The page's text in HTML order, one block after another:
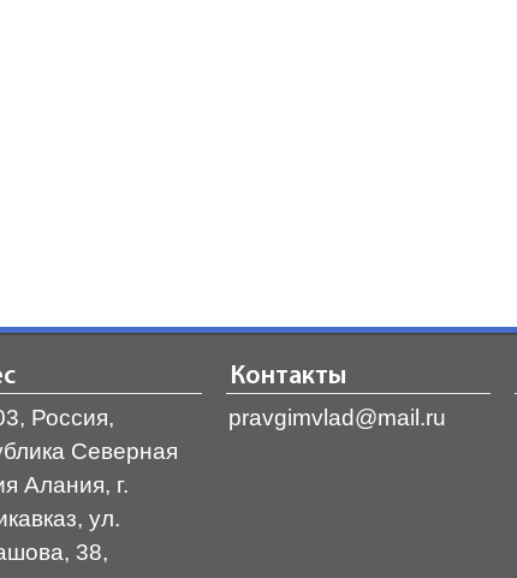
Россия,
Северная
Алания, г.
ул.
38,
Контакты
pravgimvlad@mail.ru